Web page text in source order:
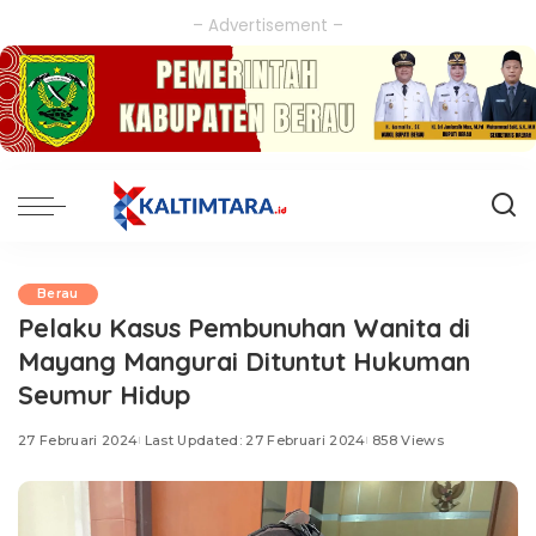
– Advertisement –
Berau
Pelaku Kasus Pembunuhan Wanita di
Mayang Mangurai Dituntut Hukuman
Seumur Hidup
27 Februari 2024 Last Updated: 27 Februari 2024 858 Views